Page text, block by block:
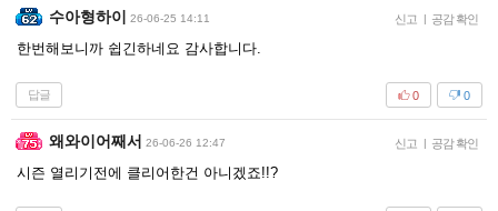
수아형하이 26-06-25 14:11 신고 | 공감 확인
한번해보니까 쉽긴하네요 감사합니다.
답글 0
0
왜와이어째서 26-06-26 12:47 신고 | 공감 확인
시즌 열리기전에 클리어한건 아니겠죠!!?